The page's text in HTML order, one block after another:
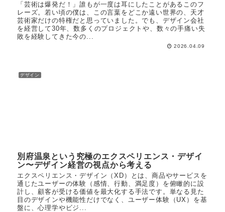
「芸術は爆発だ！」誰もが一度は耳にしたことがあるこのフ
レーズ。若い頃の僕は、この言葉をどこか遠い世界の、天才
芸術家だけの特権だと思っていました。でも、デザイン会社
を経営して30年、数多くのプロジェクトや、数々の手痛い失
敗を経験してきた今の...
2026.04.09
デザイン
別府温泉という究極のエクスペリエンス・デザイ
ン〜デザイン経営の視点から考える
エクスペリエンス・デザイン（XD）とは、商品やサービスを
通じたユーザーの体験（感情、行動、満足度）を俯瞰的に設
計し、顧客が受ける価値を最大化する手法です。単なる見た
目のデザインや機能性だけでなく、ユーザー体験（UX）を基
盤に、心理学やビジ...